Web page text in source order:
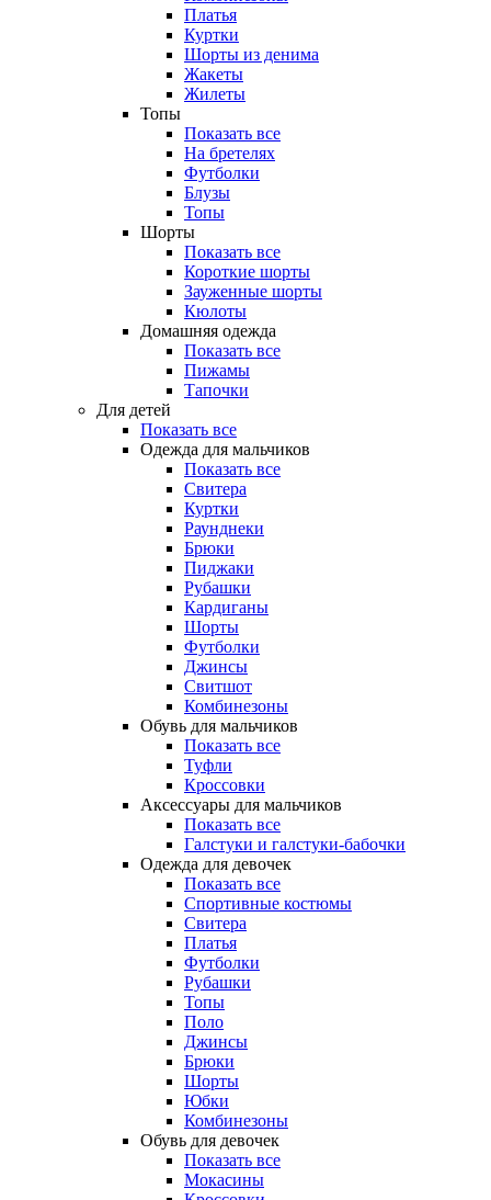
Платья
Куртки
Шорты из денима
Жакеты
Жилеты
Топы
Показать все
На бретелях
Футболки
Блузы
Топы
Шорты
Показать все
Короткие шорты
Зауженные шорты
Кюлоты
Домашняя одежда
Показать все
Пижамы
Тапочки
Для детей
Показать все
Одежда для мальчиков
Показать все
Свитера
Куртки
Раунднеки
Брюки
Пиджаки
Рубашки
Кардиганы
Шорты
Футболки
Джинсы
Свитшот
Комбинезоны
Обувь для мальчиков
Показать все
Туфли
Кроссовки
Аксессуары для мальчиков
Показать все
Галстуки и галстуки-бабочки
Одежда для девочек
Показать все
Спортивные костюмы
Свитера
Платья
Футболки
Рубашки
Топы
Поло
Джинсы
Брюки
Шорты
Юбки
Комбинезоны
Обувь для девочек
Показать все
Мокасины